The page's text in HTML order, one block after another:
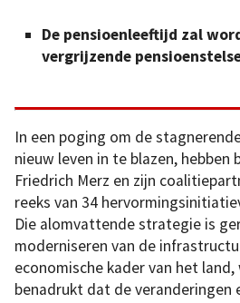
De pensioenleeftijd zal
vergrijzende
In een poging om de
nieuw leven in te blazen, hebben
Friedrich Merz en zijn
reeks van 34
Die alomvattende strategie is
moderniseren van de
economische kader van het land,
benadrukt dat de veranderingen